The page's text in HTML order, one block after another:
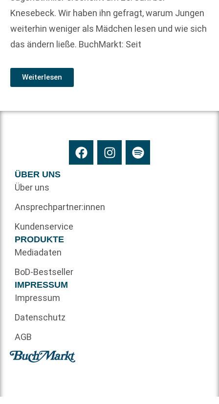
Knesebeck. Wir haben ihn gefragt, warum Jungen
weiterhin weniger als Mädchen lesen und wie sich
das ändern ließe. BuchMarkt: Seit
Weiterlesen
ÜBER UNS
Über uns
Ansprechpartner:innen
Kundenservice
PRODUKTE
Mediadaten
BoD-Bestseller
IMPRESSUM
Impressum
Datenschutz
AGB